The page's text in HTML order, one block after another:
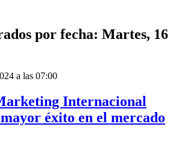
por fecha: Martes, 16
a las 07:00
Internacional
éxito en el mercado